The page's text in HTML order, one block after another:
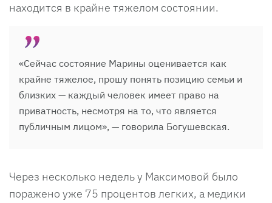
находится в крайне тяжелом состоянии.
«Сейчас состояние Марины оценивается как
крайне тяжелое, прошу понять позицию семьи и
близких — каждый человек имеет право на
приватность, несмотря на то, что является
публичным лицом», — говорила Богушевская.
Через несколько недель у Максимовой было
поражено уже 75 процентов легких, а медики